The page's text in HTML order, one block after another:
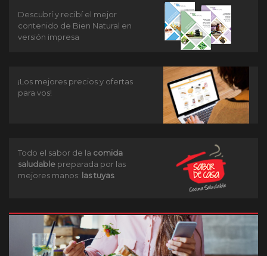
Descubrí y recibí el mejor
contenido de Bien Natural en
versión impresa
¡Los mejores precios y ofertas
para vos!
Todo el sabor de la comida
saludable preparada por las
mejores manos: las tuyas.